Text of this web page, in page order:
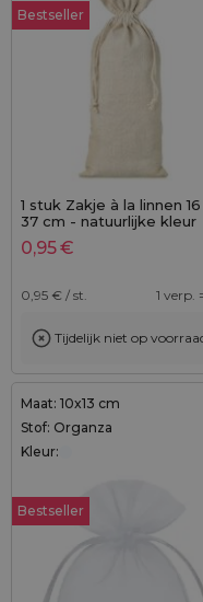
Bestseller
1 stuk Zakje à la linnen 16
37 cm - natuurlijke kleur
0,95€
0,95 € / st. 1 verp.
Tijdelijk niet op
Maat: 10x13 cm
Stof: Organza
Kleur:
Bestseller